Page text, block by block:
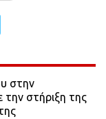
στην
στήριξη της